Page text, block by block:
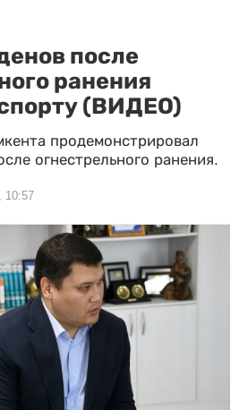
после
ранения
(ВИДЕО)
продемонстрировал
огнестрельного ранения.
10:57